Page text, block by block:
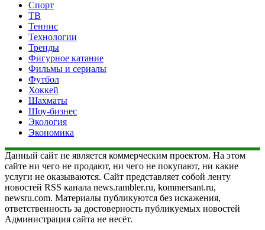
Спорт
ТВ
Теннис
Технологии
Тренды
Фигурное катание
Фильмы и сериалы
Футбол
Хоккей
Шахматы
Шоу-бизнес
Экология
Экономика
Данный сайт не является коммерческим проектом. На этом
сайте ни чего не продают, ни чего не покупают, ни какие
услуги не оказываются. Сайт представляет собой ленту
новостей RSS канала news.rambler.ru, kommersant.ru,
newsru.com. Материалы публикуются без искажения,
ответственность за достоверность публикуемых новостей
Администрация сайта не несёт.